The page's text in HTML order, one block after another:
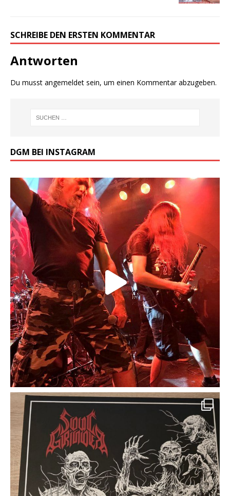
SCHREIBE DEN ERSTEN KOMMENTAR
Antworten
Du musst angemeldet sein, um einen Kommentar abzugeben.
DGM BEI INSTAGRAM